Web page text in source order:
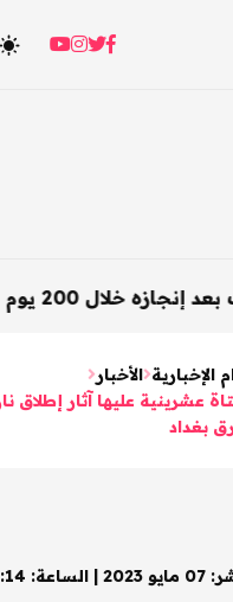
200 يوم -
الأخبار
عشرينية عليها آثار إطلاق
بغداد
مساءً